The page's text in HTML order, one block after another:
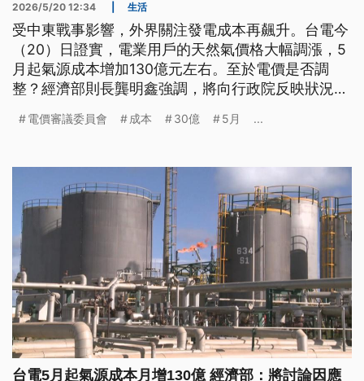
2026/5/20 12:34 生活
受中東戰事影響，外界關注發電成本再飆升。台電今
（20）日證實，電業用戶的天然氣價格大幅調漲，5
月起氣源成本增加130億元左右。至於電價是否調
整？經濟部則長龔明鑫強調，將向行政院反映狀況，
能倒。
電價審議委員會 成本 30億 5月 ...
台電5月起氣源成本月增130億 經濟部：將討論因應